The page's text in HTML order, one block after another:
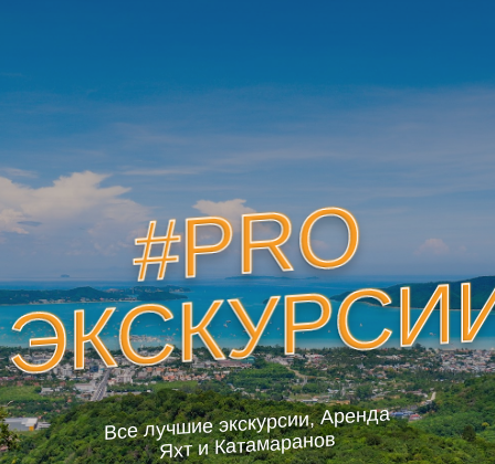
#PRO
Все лучшие экскурсии, Аренда
Яхт и Катамаранов